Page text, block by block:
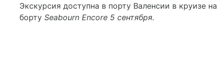
Экскурсия доступна в порту Валенсии в круизе на
борту Seabourn Encore 5 сентября.